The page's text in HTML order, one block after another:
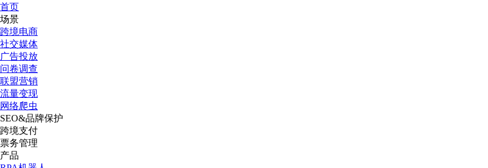
首页
场景
跨境电商
社交媒体
广告投放
问卷调查
联盟营销
流量变现
网络爬虫
SEO&品牌保护
跨境支付
票务管理
产品